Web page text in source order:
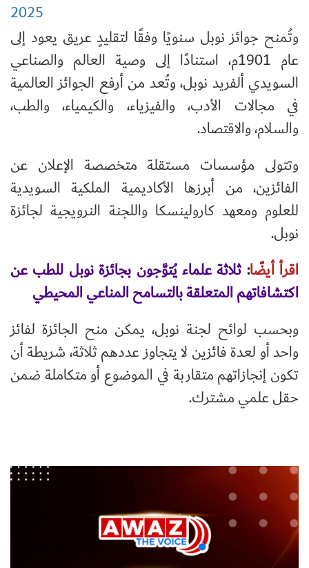
2025
وتُمنح جوائز نوبل سنويًا وفقًا لتقليدٍ عريق يعود إلى
عام 1901م، استنادًا إلى وصية العالم والصناعي
السويدي ألفريد نوبل، وتُعد من أرفع الجوائز العالمية
في مجالات الأدب، والفيزياء، والكيمياء، والطب،
والسلام، والاقتصاد.
وتتولى مؤسسات مستقلة متخصصة الإعلان عن
الفائزين، من أبرزها الأكاديمية الملكية السويدية
للعلوم ومعهد كارولينسكا واللجنة النرويجية لجائزة
نوبل.
اقرأ أيضًا:ثلاثة علماء يُتوَّجون بجائزة نوبل للطب عن
اكتشافاتهم المتعلقة بالتسامح المناعي المحيطي
وبحسب لوائح لجنة نوبل، يمكن منح الجائزة لفائز
واحد أو لعدة فائزين لا يتجاوز عددهم ثلاثة، شريطة أن
تكون إنجازاتهم متقاربة في الموضوع أو متكاملة ضمن
حقل علمي مشترك.